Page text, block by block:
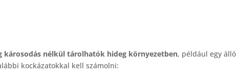
károsodás nélkül tárolhatók hideg környezetben, például egy álló
kockázatokkal kell számolni: